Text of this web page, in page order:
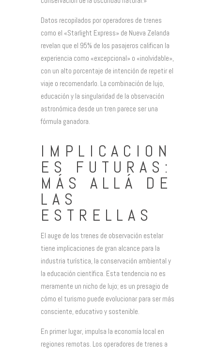
Datos recopilados por operadores de trenes
como el «Starlight Express» de Nueva Zelanda
revelan que el 95% de los pasajeros califican la
experiencia como «excepcional» o «inolvidable»,
con un alto porcentaje de intención de repetir el
viaje o recomendarlo. La combinación de lujo,
educación y la singularidad de la observación
astronómica desde un tren parece ser una
fórmula ganadora.
IMPLICACION
ES FUTURAS:
MÁS ALLÁ DE
LAS
ESTRELLAS
El auge de los trenes de observación estelar
tiene implicaciones de gran alcance para la
industria turística, la conservación ambiental y
la educación científica. Esta tendencia no es
meramente un nicho de lujo; es un presagio de
cómo el turismo puede evolucionar para ser más
consciente, educativo y sostenible.
En primer lugar, impulsa la economía local en
regiones remotas. Los operadores de trenes a